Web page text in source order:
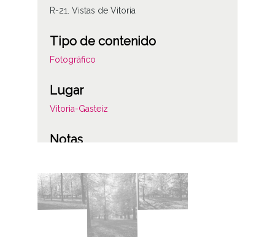
R-21. Vistas de Vitoria
Tipo de contenido
Fotográfico
Lugar
Vitoria-Gasteiz
Notas
Licencia de las imágenes
CC BY-NC-SA 4.0